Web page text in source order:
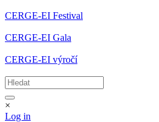
CERGE-EI Festival
CERGE-EI Gala
CERGE-EI výročí
×
Log in